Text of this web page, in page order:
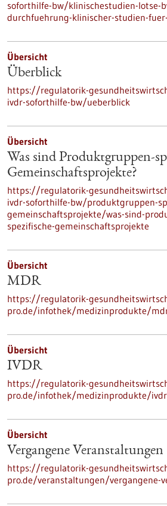
soforthilfe-bw/klinischestudien-lotse-
durchfuehrung-klinischer-studien-
Übersicht
Überblick
https://regulatorik-
ivdr-soforthilfe-bw/ueberblick
Übersicht
Was sind Produktgruppen-
Gemeinschaftsprojekte?
https://regulatorik-
ivdr-soforthilfe-bw/produktgruppen-
gemeinschaftsprojekte/was-sind-
spezifische-gemeinschaftsprojekte
Übersicht
MDR
https://regulatorik-
pro.de/infothek/medizinprodukte/
Übersicht
IVDR
https://regulatorik-
pro.de/infothek/medizinprodukte/ivdr
Übersicht
Vergangene Veranstaltungen
https://regulatorik-
pro.de/veranstaltungen/vergangene-